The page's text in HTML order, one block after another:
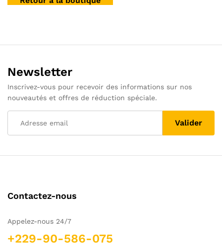
Newsletter
Inscrivez-vous pour recevoir des informations sur nos
nouveautés et offres de réduction spéciale.
Contactez-nous
Appelez-nous 24/7
+229-90-586-075